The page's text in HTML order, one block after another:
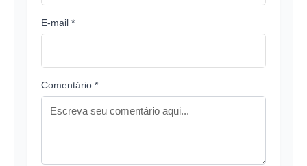
E-mail *
Comentário *